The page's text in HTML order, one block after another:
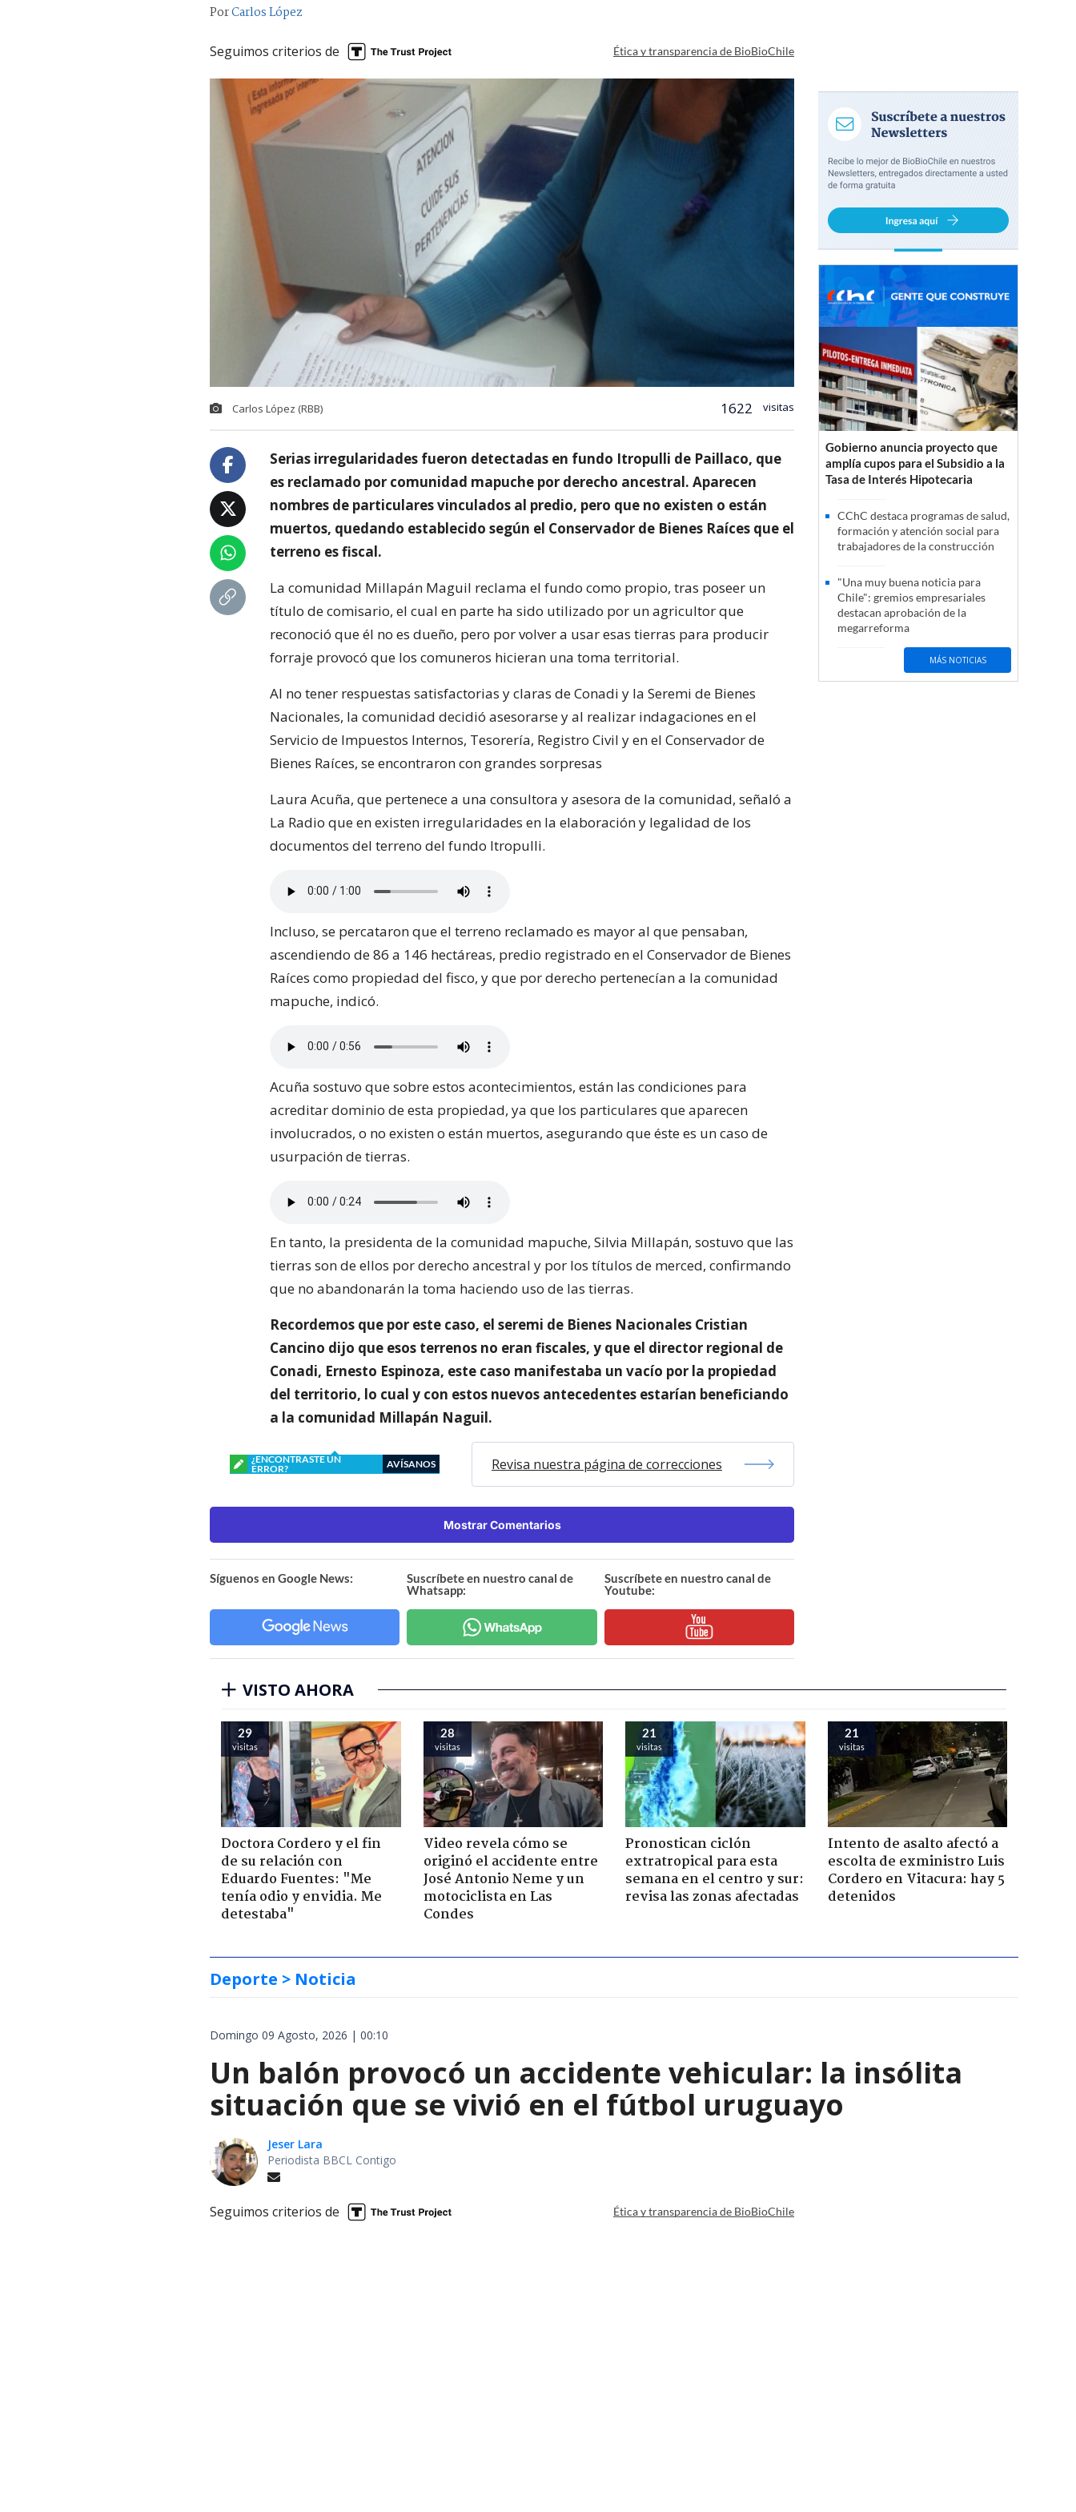
PorCarlos López
Seguimos criterios de Ética y transparencia de BioBioChile
Carlos López (RBB) 1622 visitas
Serias irregularidades fueron detectadas en fundo Itropulli de Paillaco, que
es reclamado por comunidad mapuche por derecho ancestral. Aparecen
nombres de particulares vinculados al predio, pero que no existen o están
muertos, quedando establecido según el Conservador de Bienes Raíces que el
terreno es fiscal.
La comunidad Millapán Maguil reclama el fundo como propio, tras poseer un
título de comisario, el cual en parte ha sido utilizado por un agricultor que
reconoció que él no es dueño, pero por volver a usar esas tierras para producir
forraje provocó que los comuneros hicieran una toma territorial.
Al no tener respuestas satisfactorias y claras de Conadi y la Seremi de Bienes
Nacionales, la comunidad decidió asesorarse y al realizar indagaciones en el
Servicio de Impuestos Internos, Tesorería, Registro Civil y en el Conservador de
Bienes Raíces, se encontraron con grandes sorpresas
Laura Acuña, que pertenece a una consultora y asesora de la comunidad, señaló a
La Radio que en existen irregularidades en la elaboración y legalidad de los
documentos del terreno del fundo Itropulli.
Incluso, se percataron que el terreno reclamado es mayor al que pensaban,
ascendiendo de 86 a 146 hectáreas, predio registrado en el Conservador de Bienes
Raíces como propiedad del fisco, y que por derecho pertenecían a la comunidad
mapuche, indicó.
Acuña sostuvo que sobre estos acontecimientos, están las condiciones para
acreditar dominio de esta propiedad, ya que los particulares que aparecen
involucrados, o no existen o están muertos, asegurando que éste es un caso de
usurpación de tierras.
En tanto, la presidenta de la comunidad mapuche, Silvia Millapán, sostuvo que las
tierras son de ellos por derecho ancestral y por los títulos de merced, confirmando
que no abandonarán la toma haciendo uso de las tierras.
Recordemos que por este caso, el seremi de Bienes Nacionales Cristian
Cancino dijo que esos terrenos no eran fiscales, y que el director regional de
Conadi, Ernesto Espinoza, este caso manifestaba un vacío por la propiedad
del territorio, lo cual y con estos nuevos antecedentes estarían beneficiando
a la comunidad Millapán Naguil.
¿ENCONTRASTE UN
ERROR?
AVÍSANOS Revisa nuestra página de correcciones
Mostrar Comentarios
Síguenos en Google News:
Suscríbete en nuestro canal de
Whatsapp:
Suscríbete en nuestro canal de
Youtube:
Gobierno anuncia proyecto que
amplía cupos para el Subsidio a la
Tasa de Interés Hipotecaria
CChC destaca programas de salud,
formación y atención social para
trabajadores de la construcción
"Una muy buena noticia para
Chile": gremios empresariales
destacan aprobación de la
megarreforma
MÁS NOTICIAS
VISTO AHORA
29
visitas
Doctora Cordero y el fin
de su relación con
Eduardo Fuentes: "Me
tenía odio y envidia. Me
detestaba"
28
visitas
Video revela cómo se
originó el accidente entre
José Antonio Neme y un
motociclista en Las
Condes
21
visitas
Pronostican ciclón
extratropical para esta
semana en el centro y sur:
revisa las zonas afectadas
21
visitas
Intento de asalto afectó a
escolta de exministro Luis
Cordero en Vitacura: hay 5
detenidos
Deporte > Noticia
Domingo 09 Agosto, 2026 | 00:10
Un balón provocó un accidente vehicular: la insólita
situación que se vivió en el fútbol uruguayo
Jeser Lara
Periodista BBCL Contigo
Seguimos criterios de Ética y transparencia de BioBioChile